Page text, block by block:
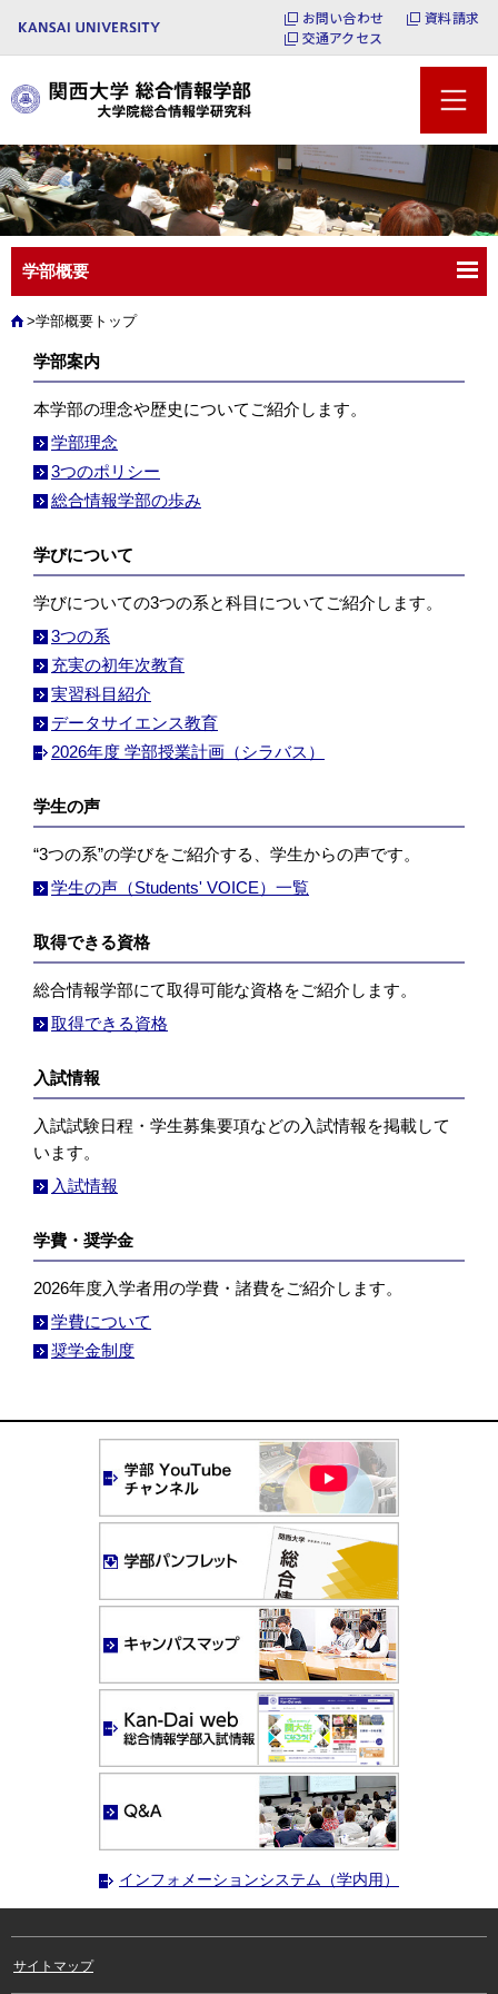
お問い合わせ
資料請求
交通アクセス
学部概要
学部概要トップ
学部案内
本学部の理念や歴史についてご紹介します。
学部理念
3つのポリシー
総合情報学部の歩み
学びについて
学びについての3つの系と科目についてご紹介します。
3つの系
充実の初年次教育
実習科目紹介
データサイエンス教育
2026年度 学部授業計画（シラバス）
学生の声
“3つの系”の学びをご紹介する、学生からの声です。
学生の声（Students' VOICE）一覧
取得できる資格
総合情報学部にて取得可能な資格をご紹介します。
取得できる資格
入試情報
入試試験日程・学生募集要項などの入試情報を掲載して
います。
入試情報
学費・奨学金
2026年度入学者用の学費・諸費をご紹介します。
学費について
奨学金制度
インフォメーションシステム（学内用）
サイトマップ